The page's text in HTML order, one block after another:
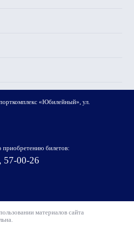
«Юбилейный», ул.
приобретению билетов:
57-00-26
материалов сайта